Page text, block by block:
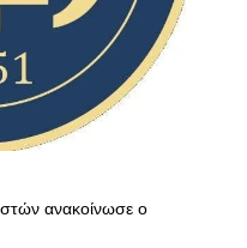
ανακοίνωσε ο